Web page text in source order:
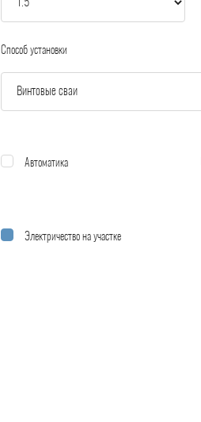
Способ установки
Автоматика
Электричество на участке